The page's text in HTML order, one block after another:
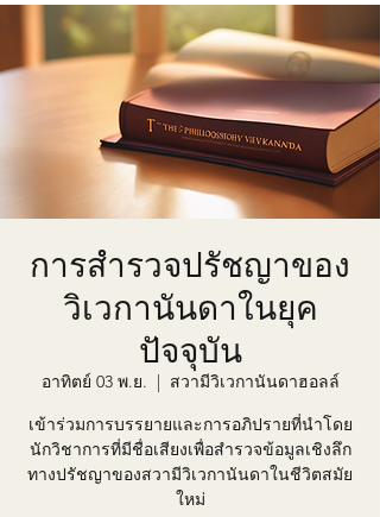
การสำรวจปรัชญาของ
วิเวกานันดาในยุค
ปัจจุบัน
อาทิตย์ 03 พ.ย.
  |
สวามีวิเวกานันดาฮอลล์
เข้าร่วมการบรรยายและการอภิปรายที่นำโดย
นักวิชาการที่มีชื่อเสียงเพื่อสำรวจข้อมูลเชิงลึก
ทางปรัชญาของสวามีวิเวกานันดาในชีวิตสมัย
ใหม่